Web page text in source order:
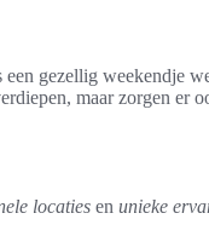
gezellig weekendje
maar zorgen er
locaties en unieke